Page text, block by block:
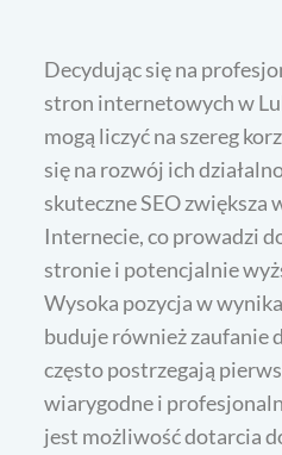
Decydując się na
stron internetowych w
mogą liczyć na szereg
się na rozwój ich
skuteczne SEO zwiększa
Internecie, co prowadzi
stronie i potencjalnie
Wysoka pozycja w
buduje również zaufanie
często postrzegają
wiarygodne i
jest możliwość dotarcia